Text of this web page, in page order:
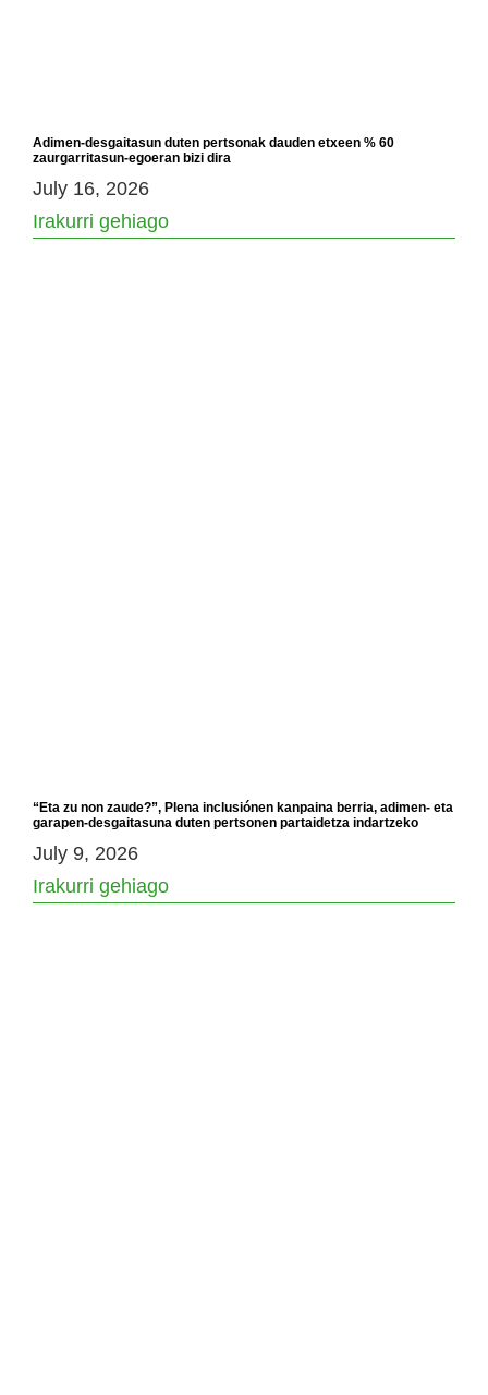
Adimen-desgaitasun duten pertsonak dauden etxeen % 60
zaurgarritasun-egoeran bizi dira
July 16, 2026
Irakurri gehiago
“Eta zu non zaude?”, Plena inclusiónen kanpaina berria, adimen- eta
garapen-desgaitasuna duten pertsonen partaidetza indartzeko
July 9, 2026
Irakurri gehiago